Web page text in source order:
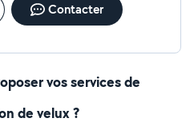
Contacter
vos services de
de velux ?